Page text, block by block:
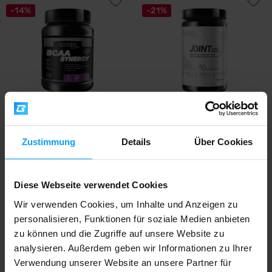
Zustimmung Details Über Cookies
Diese Webseite verwendet Cookies
Wir verwenden Cookies, um Inhalte und Anzeigen zu
personalisieren, Funktionen für soziale Medien anbieten
zu können und die Zugriffe auf unsere Website zu
analysieren. Außerdem geben wir Informationen zu Ihrer
Verwendung unserer Website an unsere Partner für
-14%
23,99€ 27,90€
-21%